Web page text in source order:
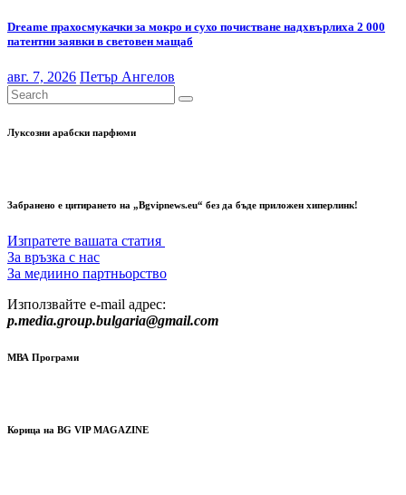
Dreame прахосмукачки за мокро и сухо почистване надхвърлиха 2 000
патентни заявки в световен мащаб
авг. 7, 2026 Петър Ангелов
Луксозни арабски парфюми
Забранено е цитирането на „Bgvipnews.eu“ без да бъде приложен хиперлинк!
Изпратете вашата статия
За връзка с нас
За медиино партньорство
Използвайте e-mail адрес:
p.media.group.bulgaria@gmail.com
МВА Програми
Корица на BG VIP MAGAZINE